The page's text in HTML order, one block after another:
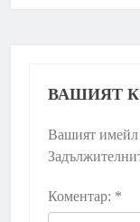
ВАШИЯТ
Вашият имейл
Коментар: *